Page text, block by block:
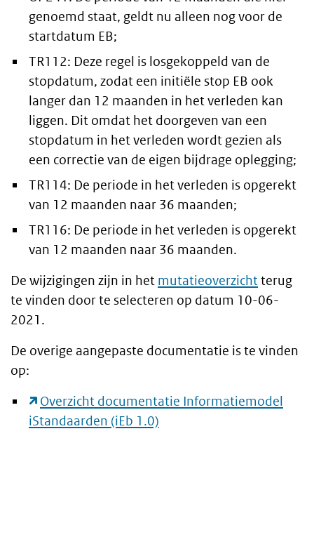
genoemd staat, geldt nu alleen nog voor de
startdatum EB;
TR112: Deze regel is losgekoppeld van de
stopdatum, zodat een initiële stop EB ook
langer dan 12 maanden in het verleden kan
liggen. Dit omdat het doorgeven van een
stopdatum in het verleden wordt gezien als
een correctie van de eigen bijdrage oplegging;
TR114: De periode in het verleden is opgerekt
van 12 maanden naar 36 maanden;
TR116: De periode in het verleden is opgerekt
van 12 maanden naar 36 maanden.
De wijzigingen zijn in het mutatieoverzichtterug
te vinden door te selecteren op datum 10-06-
2021.
De overige aangepaste documentatie is te vinden
op:
Overzicht documentatie Informatiemodel
iStandaarden (iEb 1.0)